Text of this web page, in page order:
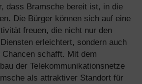
dass Bramsche bereit ist, in die
Die Bürger können sich auf eine
freuen, die nicht nur den
erleichtert, sondern auch
schafft. Mit dem
der Telekommunikationsnetze
als attraktiver Standort für